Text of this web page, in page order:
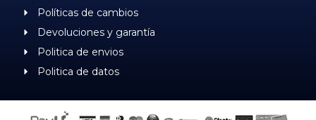
Políticas de cambios
Devoluciones y garantía
Politica de envios
Politica de datos